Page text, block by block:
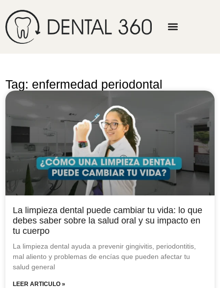
Tag: enfermedad periodontal
La limpieza dental puede cambiar tu vida: lo que
debes saber sobre la salud oral y su impacto en
tu cuerpo
La limpieza dental ayuda a prevenir gingivitis, periodontitis,
mal aliento y problemas de encías que pueden afectar tu
salud general
LEER ARTICULO »